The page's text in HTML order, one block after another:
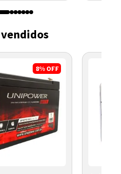
8% OFF